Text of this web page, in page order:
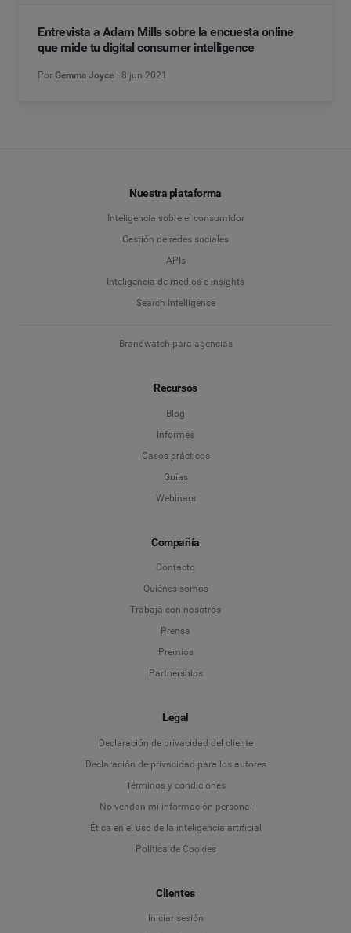
Entrevista a Adam Mills sobre la encuesta online
que mide tu digital consumer intelligence
Por Gemma Joyce 8 jun 2021
Nuestra plataforma
Inteligencia sobre el consumidor
Gestión de redes sociales
APIs
Inteligencia de medios e insights
Search Intelligence
Brandwatch para agencias
Recursos
Blog
Informes
Casos prácticos
Guías
Webinars
Compañía
Contacto
Quiénes somos
Trabaja con nosotros
Prensa
Premios
Partnerships
Legal
Declaración de privacidad del cliente
Declaración de privacidad para los autores
Términos y condiciones
No vendan mi información personal
Ética en el uso de la inteligencia artificial
Política de Cookies
Clientes
Iniciar sesión